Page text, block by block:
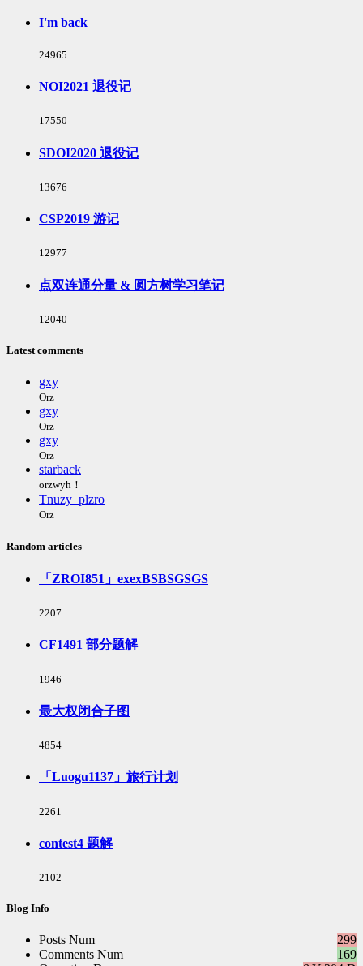
I'm back
浏
次
24965
NOI2021 退役记
浏
次
数:
17550
SDOI2020 退役记
浏
次
13676
CSP2019 游记
浏
次
数:
12977
点双连通分量 & 圆方树学习笔记
浏
次
12040
Latest comments
gxy
Orz
gxy
Orz
gxy
Orz
starback
orzwyh！
Tnuzy_plzro
Orz
Random articles
「ZROI851」exexBSBSGSGS
浏
次
2207
CF1491 部分题解
浏
次
数:
1946
最大权闭合子图
浏
次
4854
「Luogu1137」旅行计划
浏
次
数:
2261
contest4 题解
浏
次
2102
Blog Info
299
Posts Num
169
Comments Num